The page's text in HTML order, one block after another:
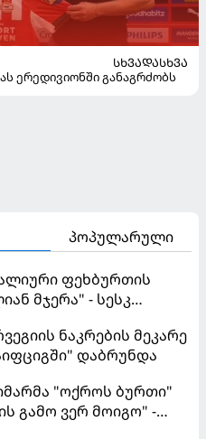
ᲡᲮᲕᲐᲓᲐᲡᲮᲕᲐ
ერედივიონში განაგრძობს
პოპულარული
ფეხბურთის
მჯერა" - სესკ
ნაკრების მეკარე
დაბრუნდა
"ოქროს ბურთი"
გამო ვერ მოიგო" -